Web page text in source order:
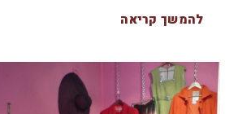
להמשך קריאה